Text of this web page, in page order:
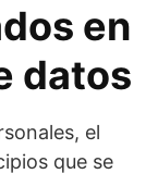
en
datos
el
que se